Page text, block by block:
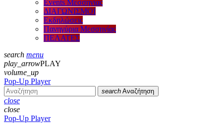
Events Μεσσηνίας
ΔΙΑΓΩΝΙΣΜΟΙ
Εκδηλώσεις
Πανηγύρια Μεσσηνίας
ΠΕΛΑΤΕΣ
search menu
play_arrowPLAY
volume_up
Pop-Up Player
search Αναζήτηση
close
close
Pop-Up Player